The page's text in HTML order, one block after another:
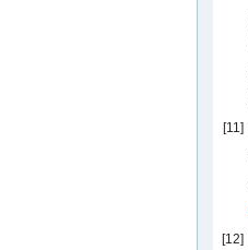
[11]
[12]